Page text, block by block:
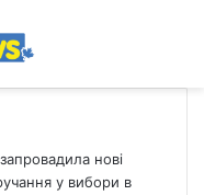
нові
у вибори в